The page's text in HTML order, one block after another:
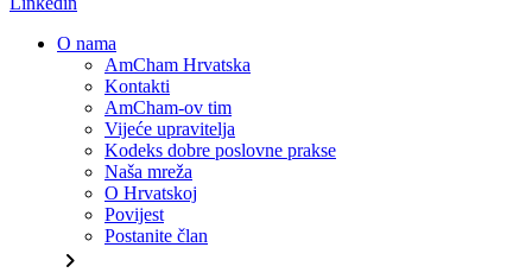
O nama
AmCham Hrvatska
Kontakti
AmCham-ov tim
Vijeće upravitelja
Kodeks dobre poslovne prakse
Naša mreža
O Hrvatskoj
Povijest
Postanite član
chevron_right